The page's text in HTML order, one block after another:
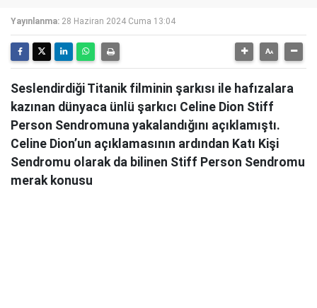
Yayınlanma: 28 Haziran 2024 Cuma 13:04
Seslendirdiği Titanik filminin şarkısı ile hafızalara
kazınan dünyaca ünlü şarkıcı Celine Dion Stiff
Person Sendromuna yakalandığını açıklamıştı.
Celine Dion’un açıklamasının ardından Katı Kişi
Sendromu olarak da bilinen Stiff Person Sendromu
merak konusu